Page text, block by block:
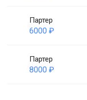
Партер
6000 ₽
Партер
8000 ₽